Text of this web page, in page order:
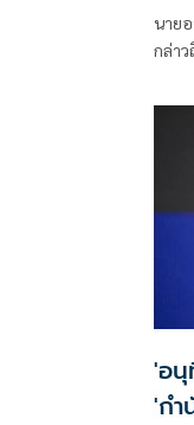
นาย
กล่า
เป็น
เข้
'อนุ
'ก